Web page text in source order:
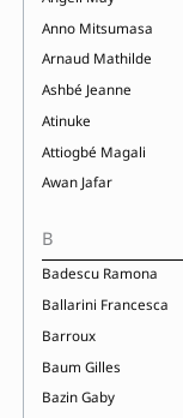
Anno Mitsumasa
Arnaud Mathilde
Ashbé Jeanne
Atinuke
Attiogbé Magali
Awan Jafar
B
Badescu Ramona
Ballarini Francesca
Barroux
Baum Gilles
Bazin Gaby